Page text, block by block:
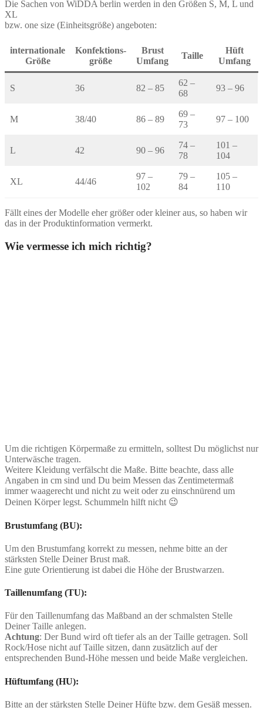
Die Sachen von WiDDA berlin werden in den Größen S, M, L und
XL
bzw. one size (Einheitsgröße) angeboten:
internationale
Größe
Konfektions-
größe
Brust
Umfang
Taille
Hüft
Umfang
S 36 82 – 85
62 –
68
93 – 96
M 38/40 86 – 89
69 –
73
97 – 100
L 42 90 – 96
74 –
78
101 –
104
XL 44/46
97 –
102
79 –
84
105 –
110
Fällt eines der Modelle eher größer oder kleiner aus, so haben wir
das in der Produktinformation vermerkt.
Wie vermesse ich mich richtig?
Um die richtigen Körpermaße zu ermitteln, solltest Du möglichst nur
Unterwäsche tragen.
Weitere Kleidung verfälscht die Maße. Bitte beachte, dass alle
Angaben in cm sind und Du beim Messen das Zentimetermaß
immer waagerecht und nicht zu weit oder zu einschnürend um
Deinen Körper legst. Schummeln hilft nicht 😉
Brustumfang (BU):
Um den Brustumfang korrekt zu messen, nehme bitte an der
stärksten Stelle Deiner Brust maß.
Eine gute Orientierung ist dabei die Höhe der Brustwarzen.
Taillenumfang (TU):
Für den Taillenumfang das Maßband an der schmalsten Stelle
Deiner Taille anlegen.
Achtung: Der Bund wird oft tiefer als an der Taille getragen. Soll
Rock/Hose nicht auf Taille sitzen, dann zusätzlich auf der
entsprechenden Bund-Höhe messen und beide Maße vergleichen.
Hüftumfang (HU):
Bitte an der stärksten Stelle Deiner Hüfte bzw. dem Gesäß messen.